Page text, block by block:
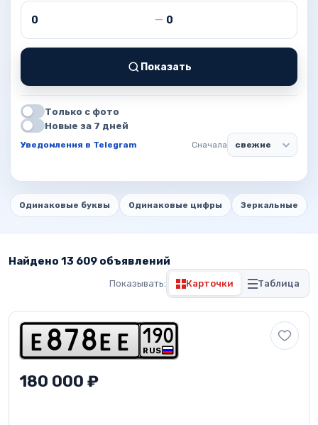
Цена от — Цена до
Показать
Только с фото
Новые за 7 дней
Уведомления в Telegram Сначала
Одинаковые буквы Одинаковые цифры Зеркальные
Найдено 13 609 объявлений
Показывать: Карточки Таблица
e 8 7 8 e e RUS
1 90
180 000 ₽